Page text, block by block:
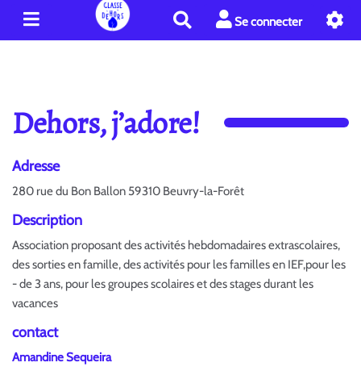
e
r
c
Se connecter
Dehors, j’adore!
Adresse
280 rue du Bon Ballon 59310 Beuvry-la-Forêt
Description
Association proposant des activités hebdomadaires extrascolaires,
des sorties en famille, des activités pour les familles en IEF,pour les
- de 3 ans, pour les groupes scolaires et des stages durant les
vacances
contact
Amandine Sequeira